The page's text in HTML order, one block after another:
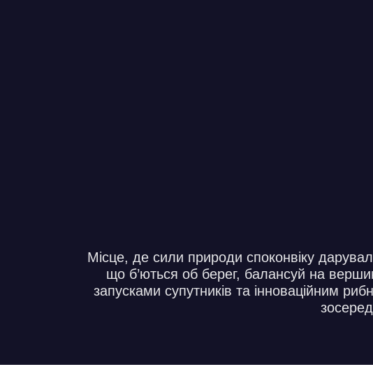
Місце, де сили природи споконвіку
що б’ються об берег, балансуй на
запусками супутників та інноваційним